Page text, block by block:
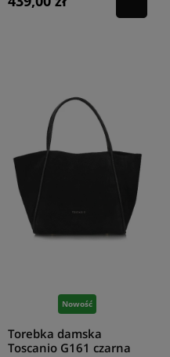
Nowość
Torebka damska
Toscanio G161 czarna